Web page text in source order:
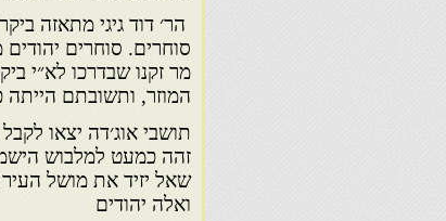
הר׳ דוד גיגי מתאזה
סוחרים. סוחרים
מר זקנו שבדרכו לא״י
המוזר, ותשובתם הייתה כי המלך יזיד 1790 —
תושבי אוג׳דה יצאו
זהה כמעט למלבוש
שאל יזיד את מושל
ואלה יהודים